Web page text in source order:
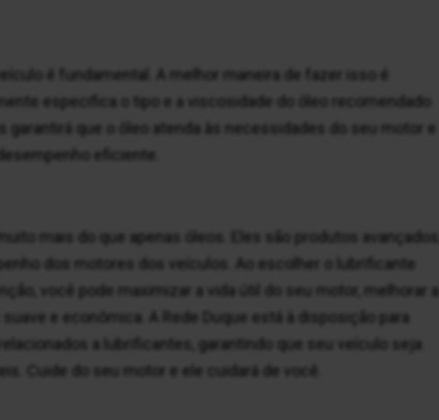
é fundamental. A melhor maneira de fazer isso é
especifica o tipo e a viscosidade do óleo recomendado
que o óleo atenda às necessidades do seu motor e
eficiente.
mais do que apenas óleos. Eles são produtos avançados,
dos motores dos veículos. Ao escolher o lubrificante
você pode maximizar a vida útil do seu motor, melhorar a
e econômica. A Rede Duque está à disposição para
a lubrificantes, garantindo que seu veículo seja
Cuide do seu motor e ele cuidará de você.